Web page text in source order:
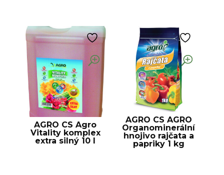
AGRO CS Agro
Vitality komplex
extra silný 10 l
AGRO CS AGRO
Organominerální
hnojivo rajčata a
papriky 1 kg